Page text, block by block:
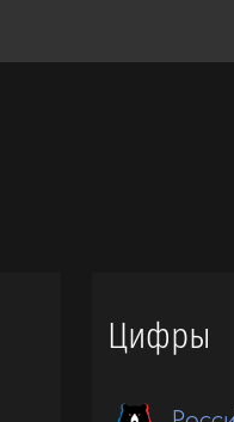
Цифры